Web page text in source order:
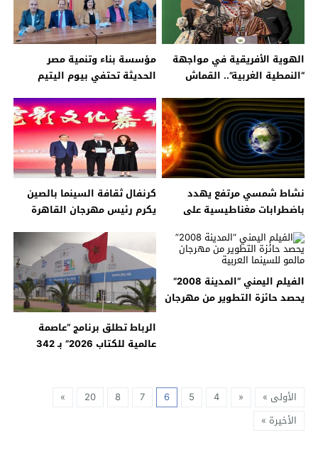
الهوية الأفريقية في مواجهة
“النمطية الغربية”.. القماش
مؤسسة بناء وتنمية مصر
الحديثة تحتفي بيوم اليتيم
نشاط شمسي مرتفع يهدد
باضطرابات مغناطيسية على
كرنفال ثقافة السينما بالصين
يكرم رئيس مهرجان القاهرة
الفيلم اليمني “المدينة 2008”
يحصد حائزة التطوير من مهرجان
الرباط تطلق برنامج “عاصمة
عالمية للكتاب 2026” بـ 342
الأولى »
«
4
5
6
7
8
20
»
الأخيرة »